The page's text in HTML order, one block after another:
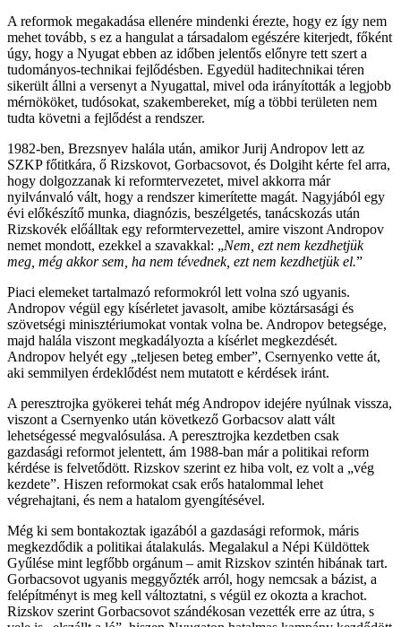
A reformok megakadása ellenére mindenki érezte, hogy ez így nem
mehet tovább, s ez a hangulat a társadalom egészére kiterjedt, főként
úgy, hogy a Nyugat ebben az időben jelentős előnyre tett szert a
tudományos-technikai fejlődésben. Egyedül haditechnikai téren
sikerült állni a versenyt a Nyugattal, mivel oda irányították a legjobb
mérnököket, tudósokat, szakembereket, míg a többi területen nem
tudta követni a fejlődést a rendszer.
1982-ben, Brezsnyev halála után, amikor Jurij Andropov lett az
SZKP főtitkára, ő Rizskovot, Gorbacsovot, és Dolgiht kérte fel arra,
hogy dolgozzanak ki reformtervezetet, mivel akkorra már
nyilvánvaló vált, hogy a rendszer kimerítette magát. Nagyjából egy
évi előkészítő munka, diagnózis, beszélgetés, tanácskozás után
Rizskovék előálltak egy reformtervezettel, amire viszont Andropov
nemet mondott, ezekkel a szavakkal: „Nem, ezt nem kezdhetjük
meg, még akkor sem, ha nem tévednek, ezt nem kezdhetjük el.”
Piaci elemeket tartalmazó reformokról lett volna szó ugyanis.
Andropov végül egy kísérletet javasolt, amibe köztársasági és
szövetségi minisztériumokat vontak volna be. Andropov betegsége,
majd halála viszont megkadályozta a kísérlet megkezdését.
Andropov helyét egy „teljesen beteg ember”, Csernyenko vette át,
aki semmilyen érdeklődést nem mutatott e kérdések iránt.
A peresztrojka gyökerei tehát még Andropov idejére nyúlnak vissza,
viszont a Csernyenko után következő Gorbacsov alatt vált
lehetségessé megvalósulása. A peresztrojka kezdetben csak
gazdasági reformot jelentett, ám 1988-ban már a politikai reform
kérdése is felvetődött. Rizskov szerint ez hiba volt, ez volt a „vég
kezdete”. Hiszen reformokat csak erős hatalommal lehet
végrehajtani, és nem a hatalom gyengítésével.
Még ki sem bontakoztak igazából a gazdasági reformok, máris
megkezdődik a politikai átalakulás. Megalakul a Népi Küldöttek
Gyűlése mint legfőbb orgánum – amit Rizskov szintén hibának tart.
Gorbacsovot ugyanis meggyőzték arról, hogy nemcsak a bázist, a
felépítményt is meg kell változtatni, s végül ez okozta a krachot.
Rizskov szerint Gorbacsovot szándékosan vezették erre az útra, s